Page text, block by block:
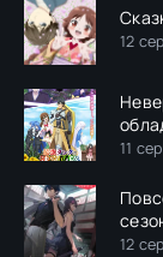
12
11
12